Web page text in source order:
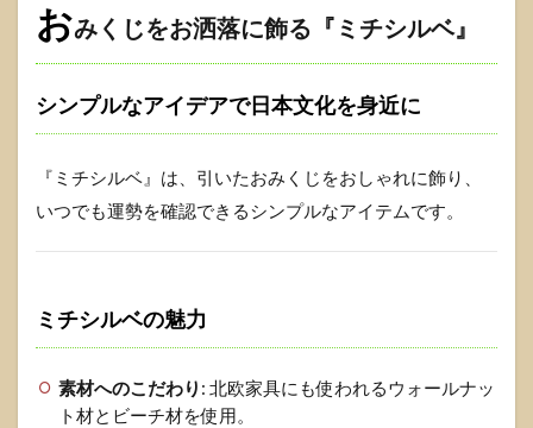
おみくじをお洒落に飾る『ミチシルベ』
シンプルなアイデアで日本文化を身近に
『ミチシルベ』は、引いたおみくじをおしゃれに飾り、
いつでも運勢を確認できるシンプルなアイテムです。
ミチシルベの魅力
素材へのこだわり : 北欧家具にも使われるウォールナッ
ト材とビーチ材を使用。